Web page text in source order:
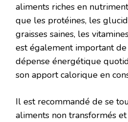
aliments riches en
que les protéines, les
graisses saines, les
est également important
dépense énergétique
son apport calorique en
Il est recommandé de se
aliments non transformés